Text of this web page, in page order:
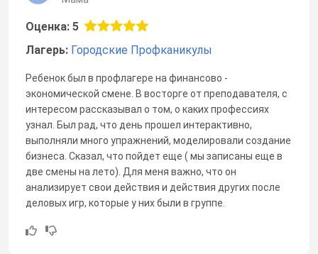
Оценка: 5
Лагерь: Городские Профканикулы
Ребенок был в профлагере на финансово -
экономической смене. В восторге от преподавателя, с
интересом рассказывал о том, о каких профессиях
узнал. Был рад, что день прошел интерактивно,
выполняли много упражнений, моделировали создание
бизнеса. Сказал, что пойдет еще ( мы записаны еще в
две смены на лето). Для меня важно, что он
анализирует свои действия и действия других после
деловых игр, которые у них были в группе.